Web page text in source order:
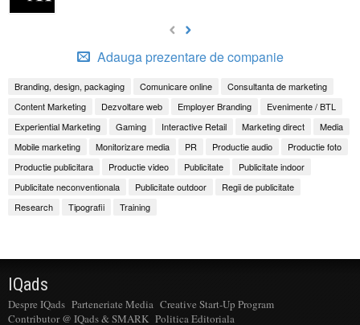
Adauga prezentare de companie
Branding, design, packaging Comunicare online
Consultanta de marketing
Content Marketing
Dezvoltare web Employer Branding
Evenimente / BTL
Experiential Marketing
Gaming Interactive Retail Marketing direct
Media
Mobile marketing
Monitorizare media PR Productie audio
Productie foto
Productie publicitara
Productie video Publicitate
Publicitate indoor
Publicitate neconventionala
Publicitate outdoor
Regii de publicitate
Research
Tipografii Training
IQads
Despre IQads Parteneriate Media Creative Start-Up Program
Contributor @ IQads & SMARK Politica Editoriala